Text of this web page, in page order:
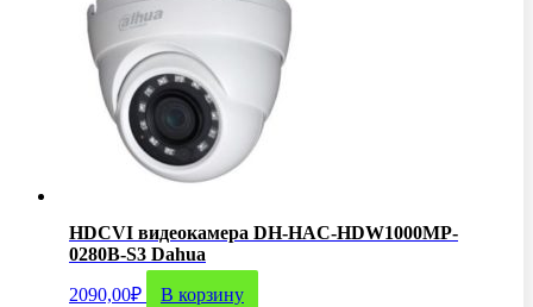
HDCVI видеокамера DH-HAC-HDW1000MP-
0280B-S3 Dahua
2090,00₽ В корзину